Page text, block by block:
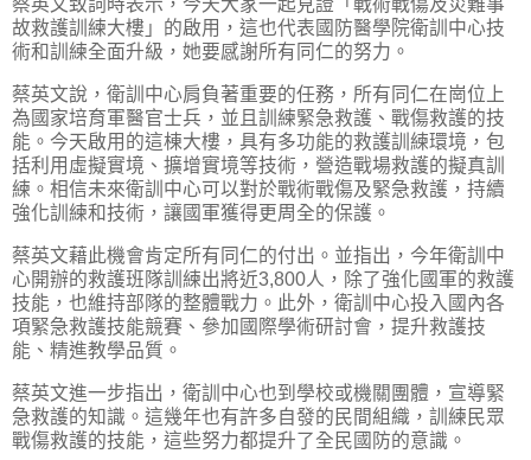
蔡英文致詞時表示，今天大家一起見證「戰術戰傷及災難事
故救護訓練大樓」的啟用，這也代表國防醫學院衛訓中心技
術和訓練全面升級，她要感謝所有同仁的努力。
蔡英文說，衛訓中心肩負著重要的任務，所有同仁在崗位上
為國家培育軍醫官士兵，並且訓練緊急救護、戰傷救護的技
能。今天啟用的這棟大樓，具有多功能的救護訓練環境，包
括利用虛擬實境、擴增實境等技術，營造戰場救護的擬真訓
練。相信未來衛訓中心可以對於戰術戰傷及緊急救護，持續
強化訓練和技術，讓國軍獲得更周全的保護。
蔡英文藉此機會肯定所有同仁的付出。並指出，今年衛訓中
心開辦的救護班隊訓練出將近3,800人，除了強化國軍的救護
技能，也維持部隊的整體戰力。此外，衛訓中心投入國內各
項緊急救護技能競賽、參加國際學術研討會，提升救護技
能、精進教學品質。
蔡英文進一步指出，衛訓中心也到學校或機關團體，宣導緊
急救護的知識。這幾年也有許多自發的民間組織，訓練民眾
戰傷救護的技能，這些努力都提升了全民國防的意識。